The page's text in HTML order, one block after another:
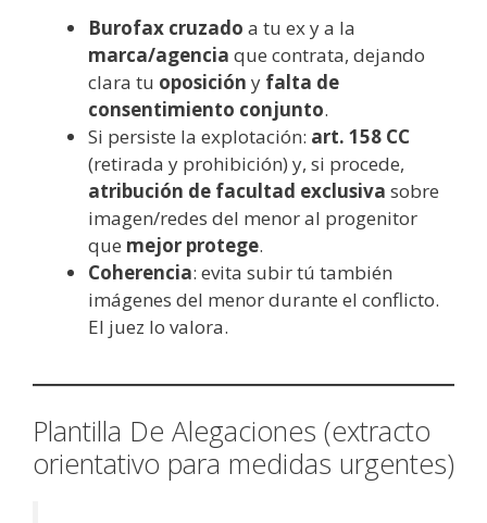
Burofax cruzado a tu ex y a la
marca/agencia que contrata, dejando
clara tu oposición y falta de
consentimiento conjunto.
Si persiste la explotación: art. 158 CC
(retirada y prohibición) y, si procede,
atribución de facultad exclusiva sobre
imagen/redes del menor al progenitor
que mejor protege.
Coherencia: evita subir tú también
imágenes del menor durante el conflicto.
El juez lo valora.
Plantilla De Alegaciones (extracto
orientativo para medidas urgentes)